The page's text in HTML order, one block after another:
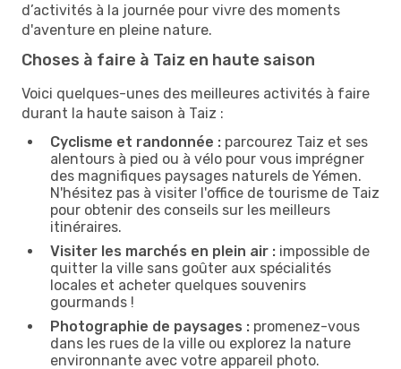
d’activités à la journée pour vivre des moments
d'aventure en pleine nature.
Choses à faire à Taiz en haute saison
Voici quelques-unes des meilleures activités à faire
durant la haute saison à Taiz :
Cyclisme et randonnée : parcourez Taiz et ses
alentours à pied ou à vélo pour vous imprégner
des magnifiques paysages naturels de Yémen.
N'hésitez pas à visiter l'office de tourisme de Taiz
pour obtenir des conseils sur les meilleurs
itinéraires.
Visiter les marchés en plein air : impossible de
quitter la ville sans goûter aux spécialités
locales et acheter quelques souvenirs
gourmands !
Photographie de paysages : promenez-vous
dans les rues de la ville ou explorez la nature
environnante avec votre appareil photo.